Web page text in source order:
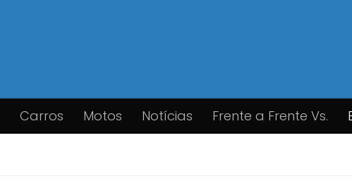
Carros Motos Notícias Frente a Frente Vs.